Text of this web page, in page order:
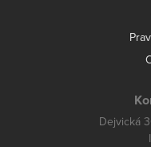
Dejvická